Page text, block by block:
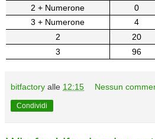
2 + Numerone
0
3 + Numerone
4
2
20
3
96
bitfactory alle 12:15 Nessun
Condividi